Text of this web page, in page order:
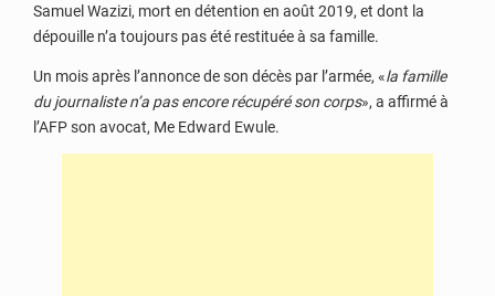
Samuel Wazizi, mort en détention en août 2019, et dont la
dépouille n’a toujours pas été restituée à sa famille.
Un mois après l’annonce de son décès par l’armée, «la famille
du journaliste n’a pas encore récupéré son corps», a affirmé à
l’AFP son avocat, Me Edward Ewule.